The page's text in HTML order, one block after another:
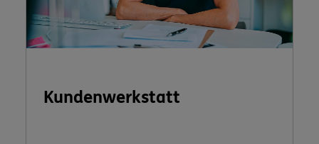
Kundenwerkstatt